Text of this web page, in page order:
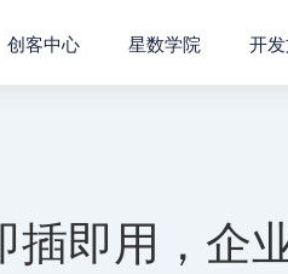
创客中心 星数学院 开
插即用，企